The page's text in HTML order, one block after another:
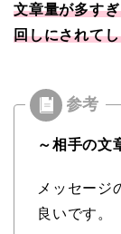
文章量が多す
回しにされて
～相手の文
メッセージ
良いです。